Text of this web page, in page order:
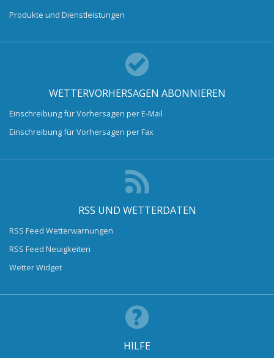
Produkte und Dienstleistungen
WETTERVORHERSAGEN ABONNIEREN
Einschreibung für Vorhersagen per E-Mail
Einschreibung für Vorhersagen per Fax
RSS UND WETTERDATEN
RSS Feed Wetterwarnungen
RSS Feed Neuigkeiten
Wetter Widget
HILFE